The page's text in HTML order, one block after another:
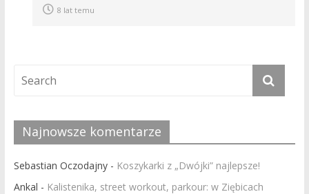
8 lat temu
Najnowsze komentarze
Sebastian Oczodajny- Koszykarki z „Dwójki” najlepsze!
Ankal - Kalistenika, street workout, parkour: w Ziębicach